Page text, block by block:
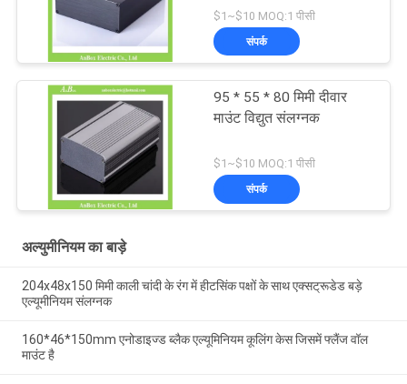
$1~$10 MOQ:1 पीसी
संपर्क
95 * 55 * 80 मिमी दीवार
माउंट विद्युत संलग्नक
$1~$10 MOQ:1 पीसी
संपर्क
अल्युमीनियम का बाड़े
204x48x150 मिमी काली चांदी के रंग में हीटसिंक पक्षों के साथ एक्सट्रूडेड बड़े
एल्यूमीनियम संलग्नक
160*46*150mm एनोडाइज्ड ब्लैक एल्यूमिनियम कूलिंग केस जिसमें फ्लैंज वॉल
माउंट है